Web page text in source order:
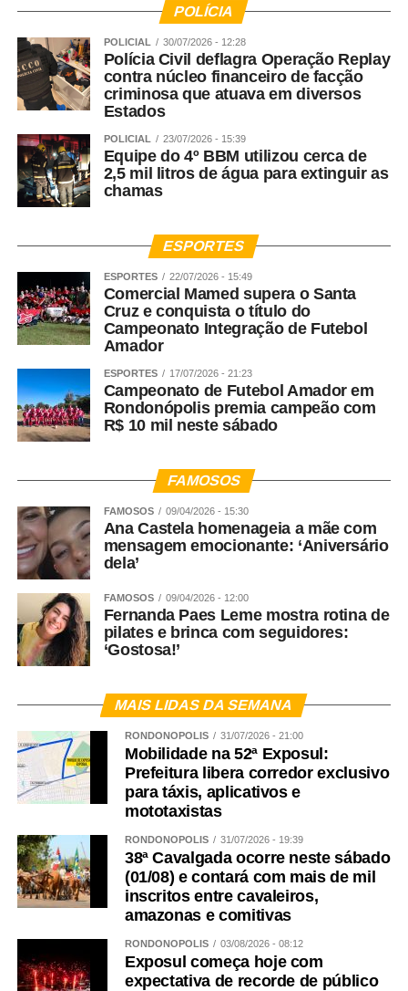
POLÍCIA
POLICIAL 30/07/2026 - 12:28
Polícia Civil deflagra Operação Replay
contra núcleo financeiro de facção
criminosa que atuava em diversos
Estados
POLICIAL 23/07/2026 - 15:39
Equipe do 4º BBM utilizou cerca de
2,5 mil litros de água para extinguir as
chamas
ESPORTES
ESPORTES 22/07/2026 - 15:49
Comercial Mamed supera o Santa
Cruz e conquista o título do
Campeonato Integração de Futebol
Amador
ESPORTES 17/07/2026 - 21:23
Campeonato de Futebol Amador em
Rondonópolis premia campeão com
R$ 10 mil neste sábado
FAMOSOS
FAMOSOS 09/04/2026 - 15:30
Ana Castela homenageia a mãe com
mensagem emocionante: ‘Aniversário
dela’
FAMOSOS 09/04/2026 - 12:00
Fernanda Paes Leme mostra rotina de
pilates e brinca com seguidores:
‘Gostosa!’
MAIS LIDAS DA SEMANA
RONDONÓPOLIS 31/07/2026 - 21:00
Mobilidade na 52ª Exposul:
Prefeitura libera corredor exclusivo
para táxis, aplicativos e
mototaxistas
RONDONÓPOLIS 31/07/2026 - 19:39
38ª Cavalgada ocorre neste sábado
(01/08) e contará com mais de mil
inscritos entre cavaleiros,
amazonas e comitivas
RONDONÓPOLIS 03/08/2026 - 08:12
Exposul começa hoje com
expectativa de recorde de público